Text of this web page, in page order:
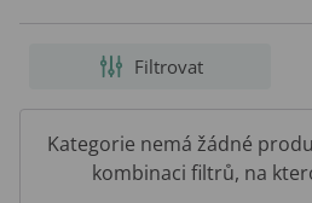
Filtrovat
Kategorie nemá žádné
kombinaci filtrů, na